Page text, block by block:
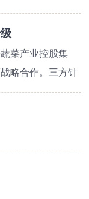
咯~...
菜产业控股集
略合作。三方针
智能等技术相融